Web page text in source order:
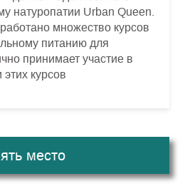
натуропатии Urban Queen.
множество курсов
питанию для
принимает участие в
курсов
место